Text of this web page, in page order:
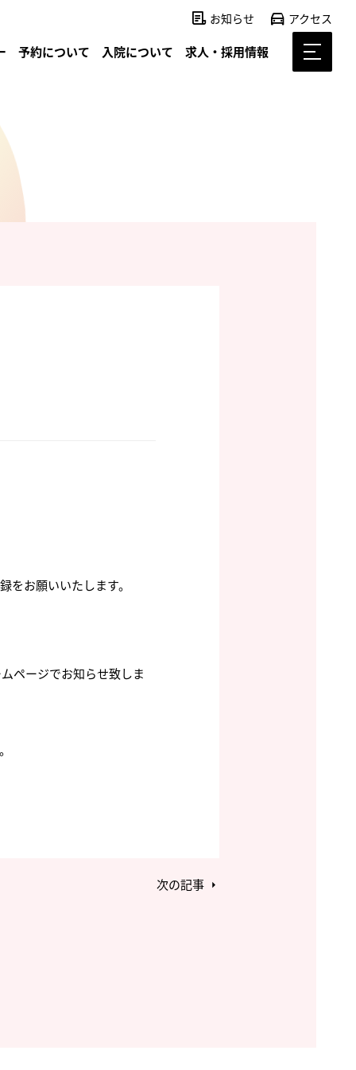
お知らせ アクセス
予約について 入院について 求人・採用情報
をお願いいたします。
ページでお知らせ致しま
次の記事